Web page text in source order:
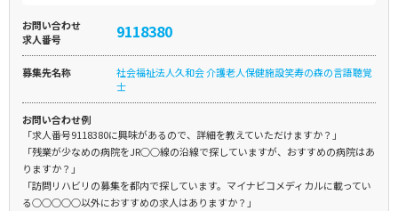
お問い合わせ
求人番号
9118380
募集先名称
社会福祉法人久和会 介護老人保健施設笑寿の森の言語聴覚
士
お問い合わせ例
「求人番号9118380に興味があるので、詳細を教えていただけますか？」
「残業が少なめの病院をJR○○線の沿線で探していますが、おすすめの病院はあ
りますか？」
「訪問リハビリの募集を都内で探しています。マイナビコメディカルに載ってい
る○○○○○以外におすすめの求人はありますか？」